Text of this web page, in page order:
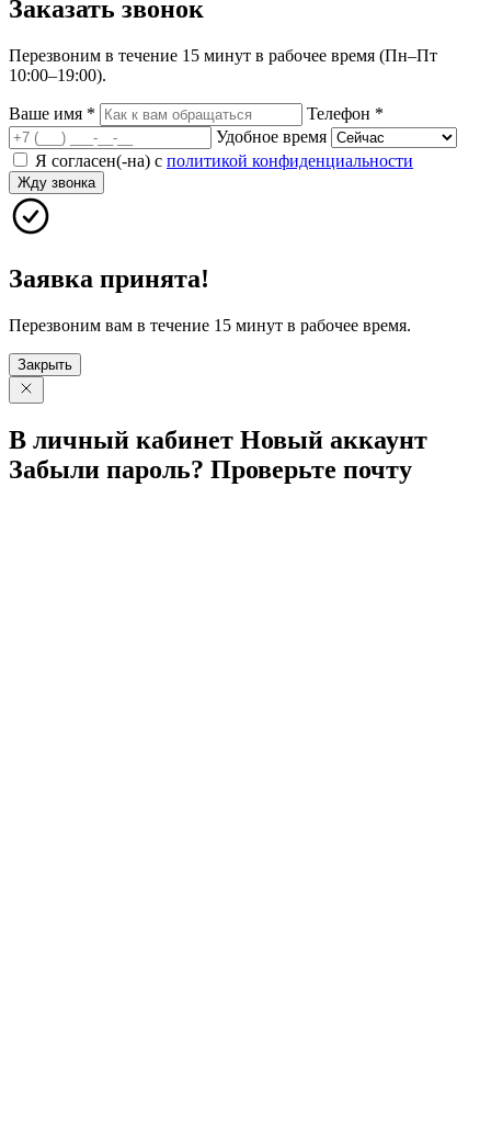
Заказать звонок
Перезвоним в течение 15 минут в рабочее время (Пн–Пт
10:00–19:00).
Ваше имя * Телефон *
Удобное время
Я согласен(-на) с политикой конфиденциальности
Жду звонка
Заявка принята!
Перезвоним вам в течение 15 минут в рабочее время.
Закрыть
В личный кабинет Новый аккаунт
Забыли пароль? Проверьте почту